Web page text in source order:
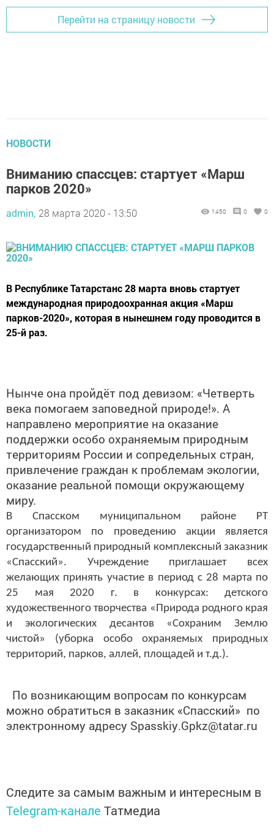
Перейти на страницу новости
НОВОСТИ
Вниманию спассцев: стартует «Марш
парков 2020»
admin, 28 марта 2020 - 13:50 1450 0 0
​​​​​​​В Республике Татарстанс 28 марта вновь стартует
международная природоохранная акция «Марш
парков-2020», которая в нынешнем году проводится в
25-й раз.
Нынче она пройдёт под девизом: «Четверть
века помогаем заповедной природе!». А
направлено мероприятие на оказание
поддержки особо охраняемым природным
территориям России и сопредельных стран,
привлечение граждан к проблемам экологии,
оказание реальной помощи окружающему
миру.
В Спасском муниципальном районе РТ
организатором по проведению акции является
государственный природный комплексный заказник
«Спасский». Учреждение приглашает всех
желающих принять участие в период с 28 марта по
25 мая 2020 г. в конкурсах: детского
художественного творчества «Природа родного края
и экологических десантов «Сохраним Землю
чистой» (уборка особо охраняемых природных
территорий, парков, аллей, площадей и т.д.).
По возникающим вопросам по конкурсам
можно обратиться в заказник «Спасский» по
электронному адресу Spasskiy.Gpkz@tatar.ru
Следите за самым важным и интересным в
Telegram-канале Татмедиа